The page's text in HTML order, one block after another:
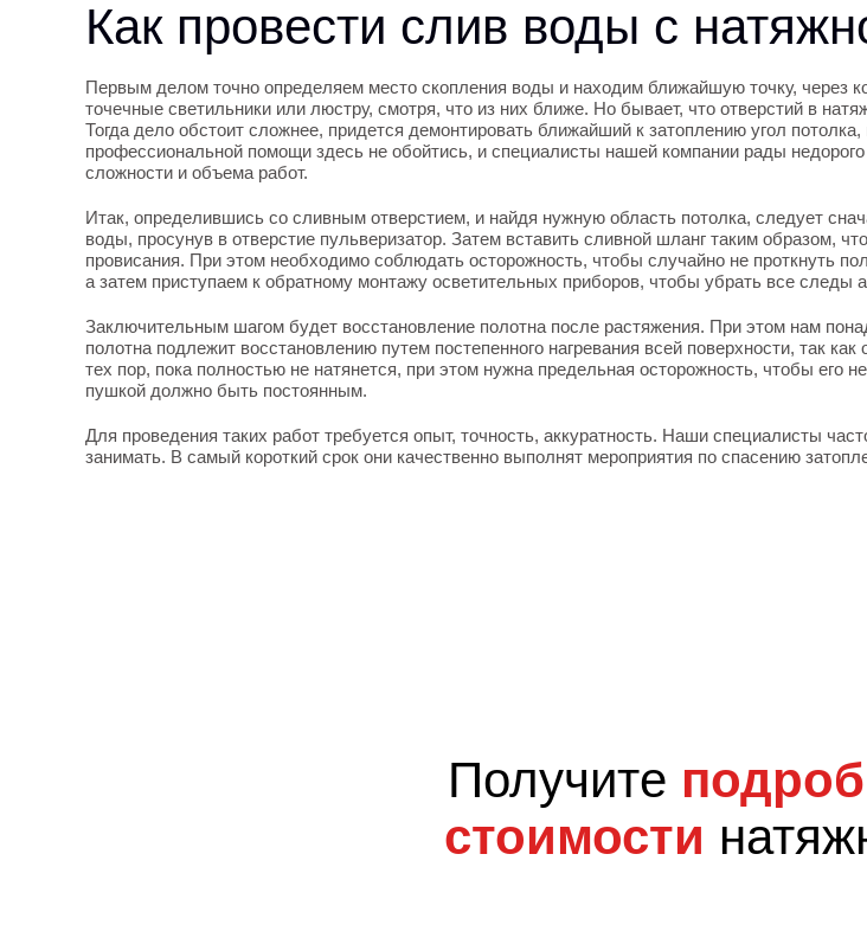
Как провести слив воды с
Первым делом точно определяем место скопления воды и находим ближайшую точку, через
точечные светильники или люстру, смотря, что из них ближе. Но бывает, что отверстий в
Тогда дело обстоит сложнее, придется демонтировать ближайший к затоплению угол
профессиональной помощи здесь не обойтись, и специалисты нашей компании рады
сложности и объема работ.
Итак, определившись со сливным отверстием, и найдя нужную область потолка, следует
воды, просунув в отверстие пульверизатор. Затем вставить сливной шланг таким образом,
провисания. При этом необходимо соблюдать осторожность, чтобы случайно не проткнуть
а затем приступаем к обратному монтажу осветительных приборов, чтобы убрать все следы
Заключительным шагом будет восстановление полотна после растяжения. При этом нам
полотна подлежит восстановлению путем постепенного нагревания всей поверхности, так
тех пор, пока полностью не натянется, при этом нужна предельная осторожность, чтобы его
пушкой должно быть постоянным.
Для проведения таких работ требуется опыт, точность, аккуратность. Наши специалисты
занимать. В самый короткий срок они качественно выполнят мероприятия по спасению
Получите
стоимости